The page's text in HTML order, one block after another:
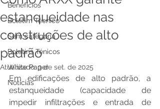
Benefícios
Boletim Técnico
Sem categoria
Boletins Ténicos
White Paper
Notícias
estanqueidade nas
construções de alto
padrão
Atualizado:3 de set. de 2025
Em edificações de alto padrão, a
estanqueidade (capacidade de
impedir infiltrações e entrada de